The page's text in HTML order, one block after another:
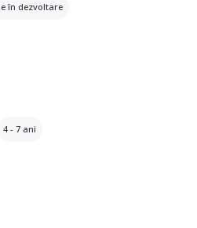
în dezvoltare
4 - 7 ani